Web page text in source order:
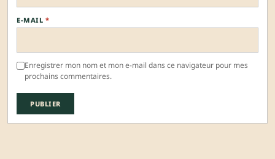
E-MAIL *
Enregistrer mon nom et mon e-mail dans ce navigateur pour mes
prochains commentaires.